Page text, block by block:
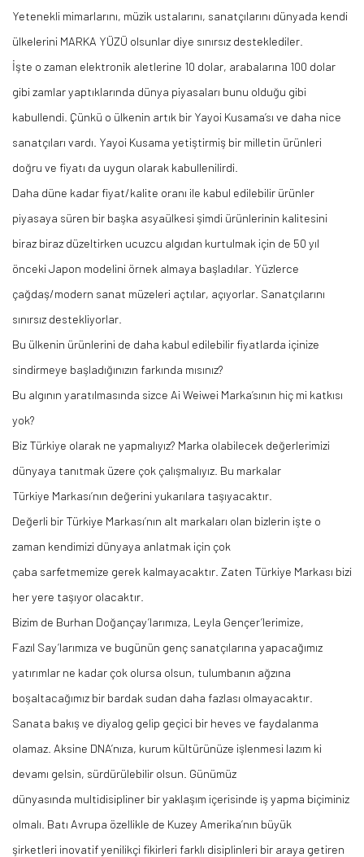
Yetenekli mimarlarını, müzik ustalarını, sanatçılarını dünyada kendi
ülkelerini MARKA YÜZÜ olsunlar diye sınırsız desteklediler.
İşte o zaman elektronik aletlerine 10 dolar, arabalarına 100 dolar
gibi zamlar yaptıklarında dünya piyasaları bunu olduğu gibi
kabullendi. Çünkü o ülkenin artık bir Yayoi Kusama’sı ve daha nice
sanatçıları vardı. Yayoi Kusama yetiştirmiş bir milletin ürünleri
doğru ve fiyatı da uygun olarak kabullenilirdi.
Daha düne kadar fiyat/kalite oranı ile kabul edilebilir ürünler
piyasaya süren bir başka asyaülkesi şimdi ürünlerinin kalitesini
biraz biraz düzeltirken ucuzcu algıdan kurtulmak için de 50 yıl
önceki Japon modelini örnek almaya başladılar. Yüzlerce
çağdaş/modern sanat müzeleri açtılar, açıyorlar. Sanatçılarını
sınırsız destekliyorlar.
Bu ülkenin ürünlerini de daha kabul edilebilir fiyatlarda içinize
sindirmeye başladığınızın farkında mısınız?
Bu algının yaratılmasında sizce Ai Weiwei Marka’sının hiç mi katkısı
yok?
Biz Türkiye olarak ne yapmalıyız? Marka olabilecek değerlerimizi
dünyaya tanıtmak üzere çok çalışmalıyız. Bu markalar
Türkiye Markası’nın değerini yukarılara taşıyacaktır.
Değerli bir Türkiye Markası’nın alt markaları olan bizlerin işte o
zaman kendimizi dünyaya anlatmak için çok
çaba sarfetmemize gerek kalmayacaktır. Zaten Türkiye Markası bizi
her yere taşıyor olacaktır.
Bizim de Burhan Doğançay’larımıza, Leyla Gençer’lerimize,
Fazıl Say’larımıza ve bugünün genç sanatçılarına yapacağımız
yatırımlar ne kadar çok olursa olsun, tulumbanın ağzına
boşaltacağımız bir bardak sudan daha fazlası olmayacaktır.
Sanata bakış ve diyalog gelip geçici bir heves ve faydalanma
olamaz. Aksine DNA’nıza, kurum kültürünüze işlenmesi lazım ki
devamı gelsin, sürdürülebilir olsun. Günümüz
dünyasında multidisipliner bir yaklaşım içerisinde iş yapma biçiminiz
olmalı. Batı Avrupa özellikle de Kuzey Amerika’nın büyük
şirketleri inovatifyenilikçi fikirleri farklı disiplinleri bir araya getiren